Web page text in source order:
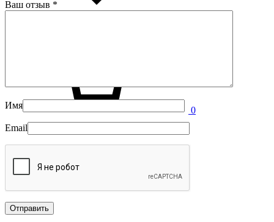
0
Ваш отзыв *
Имя
Email